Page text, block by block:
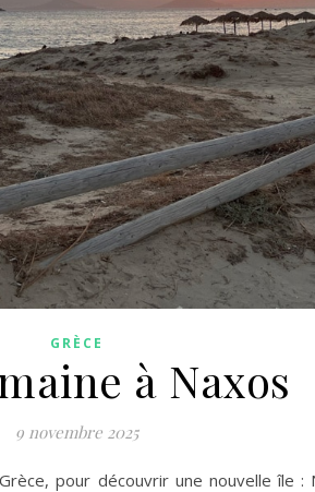
GRÈCE
à Naxos
9 novembre 2025
pour découvrir une nouvelle île :